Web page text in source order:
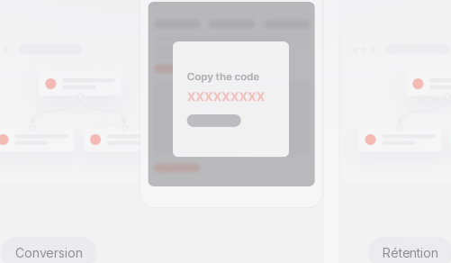
Conversion Rétention